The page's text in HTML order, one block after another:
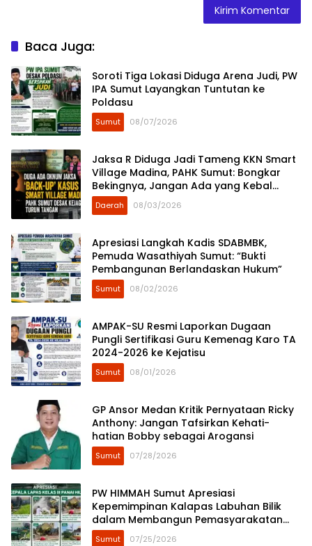
Baca Juga:
Soroti Tiga Lokasi Diduga Arena Judi, PW
IPA Sumut Layangkan Tuntutan ke
Poldasu
Sumut 08/07/2026
Jaksa R Diduga Jadi Tameng KKN Smart
Village Madina, PAHK Sumut: Bongkar
Bekingnya, Jangan Ada yang Kebal
Hukum!
Daerah 08/03/2026
Apresiasi Langkah Kadis SDABMBK,
Pemuda Wasathiyah Sumut: “Bukti
Pembangunan Berlandaskan Hukum”
Sumut 08/02/2026
AMPAK-SU Resmi Laporkan Dugaan
Pungli Sertifikasi Guru Kemenag Karo TA
2024-2026 ke Kejatisu
Sumut 08/01/2026
GP Ansor Medan Kritik Pernyataan Ricky
Anthony: Jangan Tafsirkan Kehati-
hatian Bobby sebagai Arogansi
Sumut 07/28/2026
​PW HIMMAH Sumut Apresiasi
Kepemimpinan Kalapas Labuhan Bilik
dalam Membangun Pemasyarakatan
Humanis
Sumut 07/25/2026